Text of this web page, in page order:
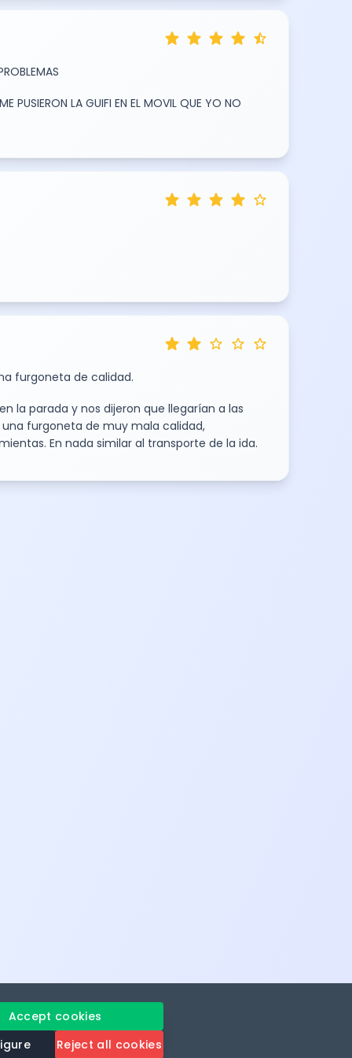
Accept cookies
Reject all cookies
star star star star star_half
PUSIERON LA GUIFI EN EL MOVIL QUE YO NO
star star star star star
star star star star star
furgoneta de calidad.
la parada y nos dijeron que llegarían a las
una furgoneta de muy mala calidad,
En nada similar al transporte de la ida.